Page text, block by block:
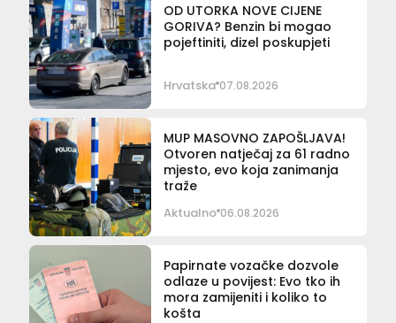
OD UTORKA NOVE CIJENE
GORIVA? Benzin bi mogao
pojeftiniti, dizel poskupjeti
Hrvatska 07.08.2026
MUP MASOVNO ZAPOŠLJAVA!
Otvoren natječaj za 61 radno
mjesto, evo koja zanimanja
traže
Aktualno 06.08.2026
Papirnate vozačke dozvole
odlaze u povijest: Evo tko ih
mora zamijeniti i koliko to
košta